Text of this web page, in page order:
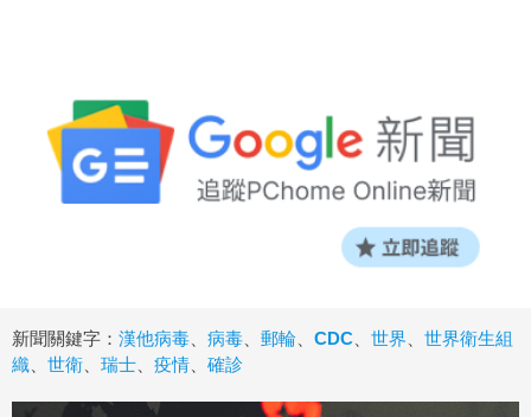
新聞關鍵字： 漢他病毒 病毒 郵輪 CDC 世界
世界衛生組
織
世衛 瑞士 疫情 確診